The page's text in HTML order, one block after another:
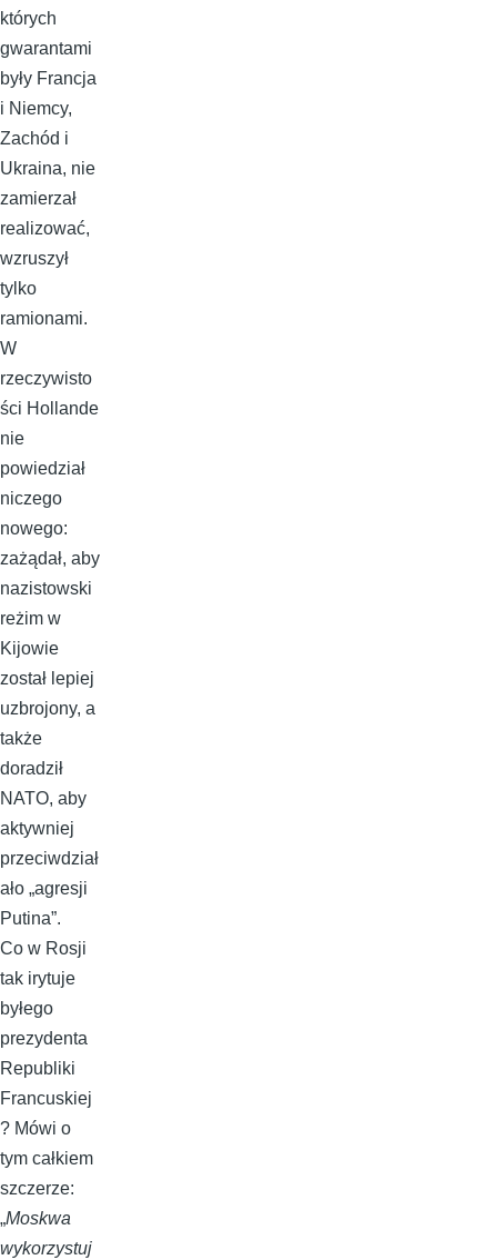
których
gwarantami
były Francja
i Niemcy,
Zachód i
Ukraina, nie
zamierzał
realizować,
wzruszył
tylko
ramionami.
W
rzeczywisto
ści Hollande
nie
powiedział
niczego
nowego:
zażądał, aby
nazistowski
reżim w
Kijowie
został lepiej
uzbrojony, a
także
doradził
NATO, aby
aktywniej
przeciwdział
ało „agresji
Putina”.
Co w Rosji
tak irytuje
byłego
prezydenta
Republiki
Francuskiej
? Mówi o
tym całkiem
szczerze:
„Moskwa
wykorzystuj